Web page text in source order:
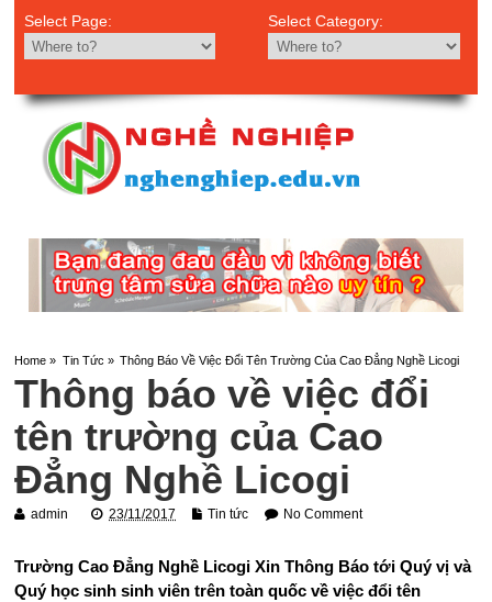
Select Page: Select Category:
Home » Tin Tức » Thông Báo Về Việc Đổi Tên Trường Của Cao Đẳng Nghề Licogi
Thông báo về việc đổi
tên trường của Cao
Đẳng Nghề Licogi
admin 23/11/2017 Tin tức No Comment
Trường Cao Đẳng Nghề Licogi Xin Thông Báo tới Quý vị và
Quý học sinh sinh viên trên toàn quốc về việc đổi tên